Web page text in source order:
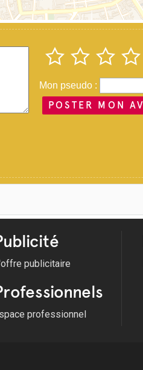
Mon pseudo :
POSTER MON
publicitaire
professionnel